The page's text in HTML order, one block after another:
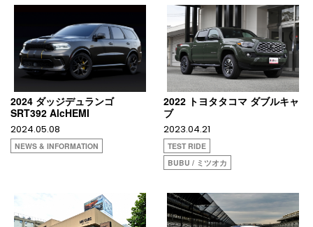
2024 ダッジデュランゴ
SRT392 AlcHEMI
2024.05.08
NEWS & INFORMATION
2022 トヨタタコマ ダブルキャ
ブ
2023.04.21
TEST RIDE
BUBU / ミツオカ